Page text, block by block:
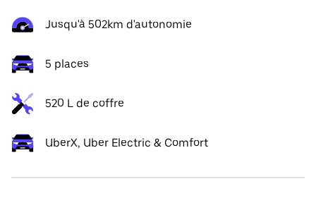
Jusqu'à 502km d'autonomie
5 places
520 L de coffre
UberX, Uber Electric & Comfort